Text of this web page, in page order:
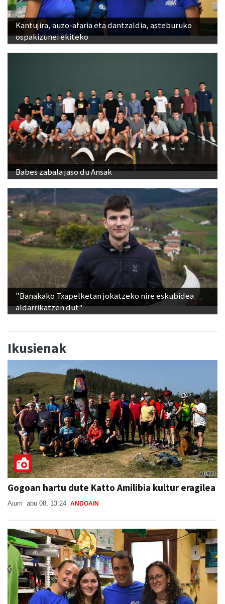
Kantujira, auzo-afaria eta dantzaldia, asteburuko
ospakizunei ekiteko
Babes zabala jaso du Ansak
"Banakako Txapelketan jokatzeko nire eskubidea
aldarrikatzen dut"
Ikusienak
Gogoan hartu dute Katto Amilibia kultur eragilea
Aiurri abu 08, 13:24 ANDOAIN